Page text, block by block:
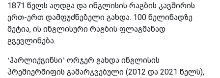
1871 წელს აღდგა და ინგლისის რაგბის კავშირის
ერთ-ერთ დამფუძნებელი გახდა. 100 წელიწადზე
მეტია, ის ინგლისური რაგბის ფლაგმანად
გვევლინება.
‘ჰარლიქვინსი’ ორჯერ გახდა ინგლისის
პრემიერშიფის გამარჯვებული (2012 და 2021 წელს),